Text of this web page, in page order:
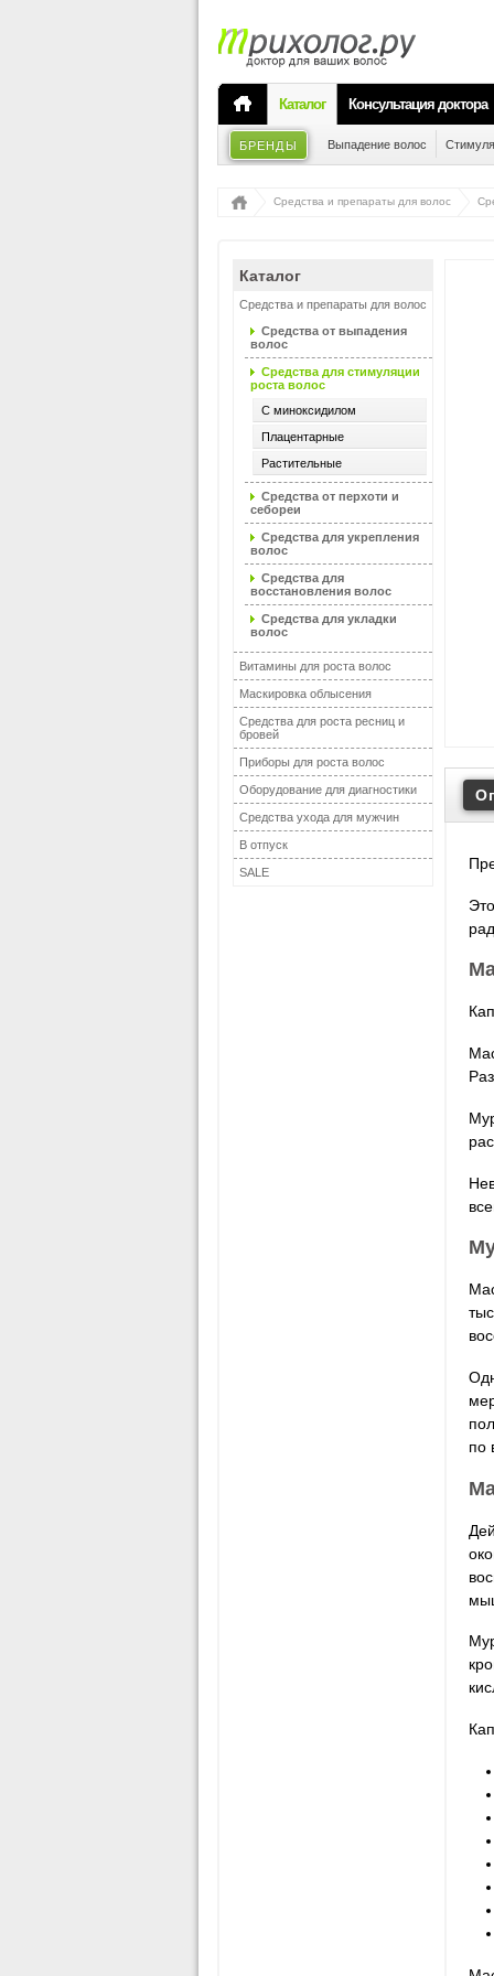
Каталог Консультация доктора
БРЕНДЫ Выпадение волос
Средства и препараты для волос
Каталог
Средства и препараты для волос
Средства от выпадения
волос
Средства для стимуляции
роста волос
С миноксидилом
Плацентарные
Растительные
Средства от перхоти и
себореи
Средства для укрепления
волос
Средства для
восстановления волос
Средства для укладки
волос
Витамины для роста волос
Маскировка облысения
Средства для роста ресниц и
бровей
Приборы для роста волос
Оборудование для диагностики
Средства ухода для мужчин
В отпуск
SALE
по